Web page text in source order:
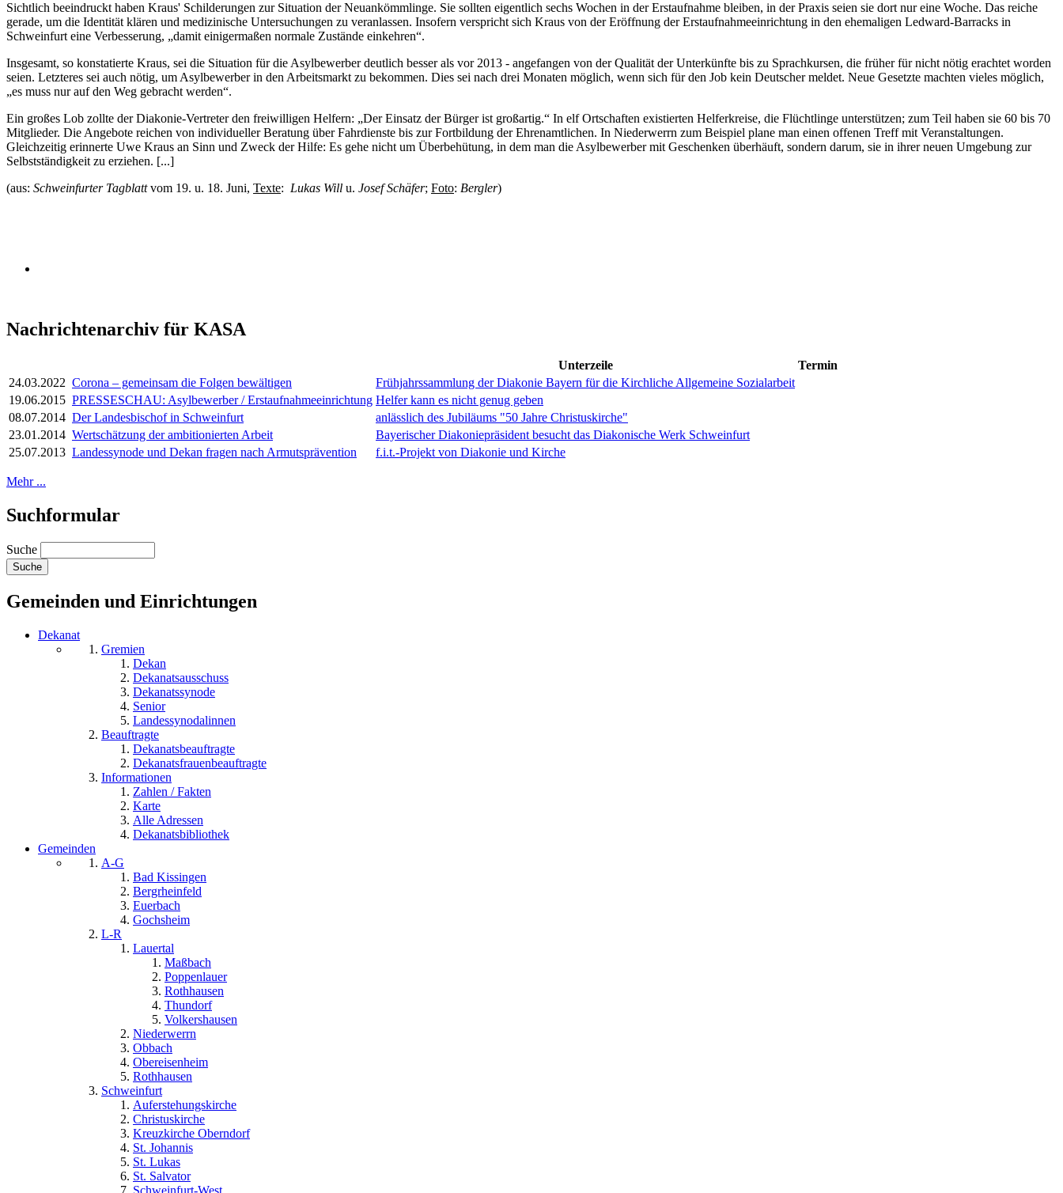
Sichtlich beeindruckt haben Kraus' Schilderungen zur Situation der Neuankömmlinge. Sie sollten eigentlich sechs Wochen in der Erstaufnahme bleiben, in der Praxis seien sie dort nur eine Woche. Das reiche
gerade, um die Identität klären und medizinische Untersuchungen zu veranlassen. Insofern verspricht sich Kraus von der Eröffnung der Erstaufnahmeeinrichtung in den ehemaligen Ledward-Barracks in
Schweinfurt eine Verbesserung, „damit einigermaßen normale Zustände einkehren“.
Insgesamt, so konstatierte Kraus, sei die Situation für die Asylbewerber deutlich besser als vor 2013 - angefangen von der Qualität der Unterkünfte bis zu Sprachkursen, die früher für nicht nötig erachtet worden
seien. Letzteres sei auch nötig, um Asylbewerber in den Arbeitsmarkt zu bekommen. Dies sei nach drei Monaten möglich, wenn sich für den Job kein Deutscher meldet. Neue Gesetzte machten vieles möglich,
„es muss nur auf den Weg gebracht werden“.
Ein großes Lob zollte der Diakonie-Vertreter den freiwilligen Helfern: „Der Einsatz der Bürger ist großartig.“ In elf Ortschaften existierten Helferkreise, die Flüchtlinge unterstützen; zum Teil haben sie 60 bis 70
Mitglieder. Die Angebote reichen von individueller Beratung über Fahrdienste bis zur Fortbildung der Ehrenamtlichen. In Niederwerrn zum Beispiel plane man einen offenen Treff mit Veranstaltungen.
Gleichzeitig erinnerte Uwe Kraus an Sinn und Zweck der Hilfe: Es gehe nicht um Überbehütung, in dem man die Asylbewerber mit Geschenken überhäuft, sondern darum, sie in ihrer neuen Umgebung zur
Selbstständigkeit zu erziehen. [...]
(aus: Schweinfurter Tagblattvom 19. u. 18. Juni, Texte: Lukas Will u. Josef Schäfer; Foto: Bergler)
Nachrichtenarchiv für KASA
Unterzeile
Termin
24.03.2022 Corona – gemeinsam die Folgen bewältigen
Frühjahrssammlung der Diakonie Bayern für die Kirchliche Allgemeine Sozialarbeit
19.06.2015 PRESSESCHAU: Asylbewerber / Erstaufnahmeeinrichtung Helfer kann es nicht genug geben
08.07.2014 Der Landesbischof in Schweinfurt
anlässlich des Jubiläums "50 Jahre Christuskirche"
23.01.2014 Wertschätzung der ambitionierten Arbeit
Bayerischer Diakoniepräsident besucht das Diakonische Werk Schweinfurt
25.07.2013 Landessynode und Dekan fragen nach Armutsprävention f.i.t.-Projekt von Diakonie und Kirche
Mehr ...
Suchformular
Suche
Gemeinden und Einrichtungen
Dekanat
Gremien
Dekan
Dekanatsausschuss
Dekanatssynode
Senior
Landessynodalinnen
Beauftragte
Dekanatsbeauftragte
Dekanatsfrauenbeauftragte
Informationen
Zahlen / Fakten
Karte
Alle Adressen
Dekanatsbibliothek
Gemeinden
A-G
Bad Kissingen
Bergrheinfeld
Euerbach
Gochsheim
L-R
Lauertal
Maßbach
Poppenlauer
Rothhausen
Thundorf
Volkershausen
Niederwerrn
Obbach
Obereisenheim
Rothhausen
Schweinfurt
Auferstehungskirche
Christuskirche
Kreuzkirche Oberndorf
St. Johannis
St. Lukas
St. Salvator
Schweinfurt-West